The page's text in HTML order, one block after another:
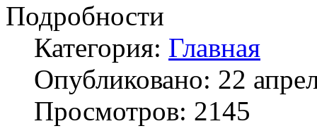
Подробности
Категория: Главная
Опубликовано: 22
Просмотров: 2145